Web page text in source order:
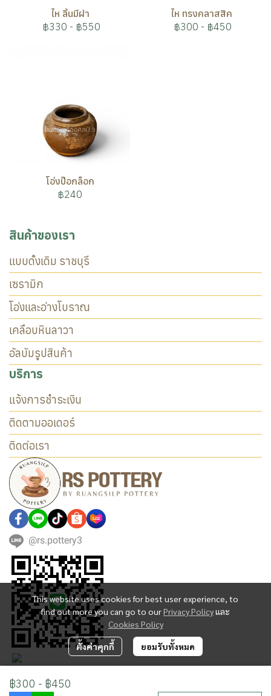
ไห ลิ้นมีฝา
฿330 - ฿550
ไห ทรงคลาสสิค
฿300 - ฿450
โอ่งป๊อกล็อก
฿240
฿300 - ฿450
This website uses cookies for best user experience, to
find out more you can go to ourPrivacy Policyและ
Cookies Policy
ตั้งค่าคุกกี้ ยอมรับทั้งหมด
สินค้าของเรา
แบบดั้งเดิม ราชบุรี
เซรามิก
โอ่งและอ่างโบราณ
เคลือบหินลาวา
อัลบัมรูปสินค้า
บริการ
แจ้งการชำระเงิน
ติดตามออเดอร์
ติดต่อเรา
@rs.pottery3